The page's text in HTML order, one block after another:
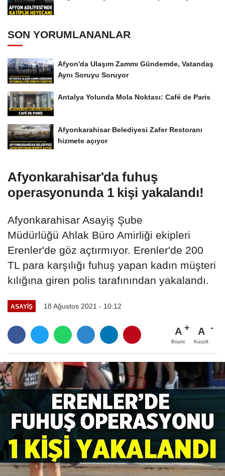
SON YORUMLANANLAR
Afyon'da Ulaşım Zammı Gündemde, Vatandaş
Aynı Soruyu Soruyor
Antalya Yolunda Mola Noktası: Café de Paris
Afyonkarahisar Belediyesi Zafer Restoranı
hizmete açıyor
Afyonkarahisar'da fuhuş
operasyonunda 1 kişi yakalandı!
Afyonkarahisar Asayiş Şube
Müdürlüğü Ahlak Büro Amirliği ekipleri
Erenler'de göz açtırmıyor. Erenler'de 200
TL para karşılığı fuhuş yapan kadın müşteri
kılığına giren polis tarafınından yakalandı.
ASAYIŞ 18 Ağustos 2021 - 10:12
A
Büyüt
A
Küçült